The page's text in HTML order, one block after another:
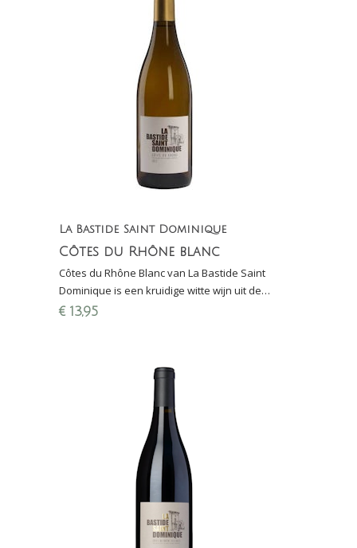
La Bastide Saint Dominique
Côtes du Rhône blanc
Côtes du Rhône Blanc van La Bastide Saint
Dominique is een kruidige witte wijn uit de
Rhônevallei gemaakt van viognier, grenache
€ 13,95